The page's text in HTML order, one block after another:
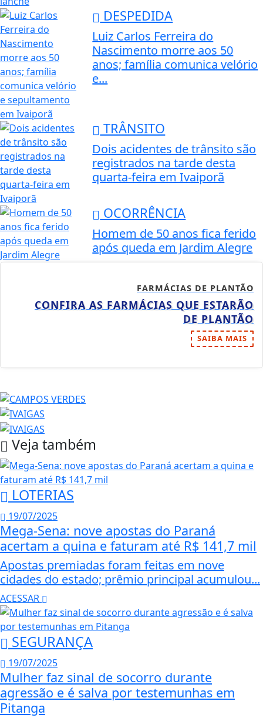
DESPEDIDA
Luiz Carlos Ferreira do
Nascimento morre aos 50
anos; família comunica velório
e...
TRÂNSITO
Dois acidentes de trânsito são
registrados na tarde desta
quarta-feira em Ivaiporã
OCORRÊNCIA
Homem de 50 anos fica ferido
após queda em Jardim Alegre
FARMÁCIAS DE PLANTÃO
CONFIRA AS FARMÁCIAS QUE ESTARÃO
DE PLANTÃO
SAIBA MAIS
Veja também
LOTERIAS
19/07/2025
Mega-Sena: nove apostas do Paraná
acertam a quina e faturam até R$ 141,7 mil
Apostas premiadas foram feitas em nove
cidades do estado; prêmio principal acumulou...
ACESSAR
SEGURANÇA
19/07/2025
Mulher faz sinal de socorro durante
agressão e é salva por testemunhas em
Pitanga